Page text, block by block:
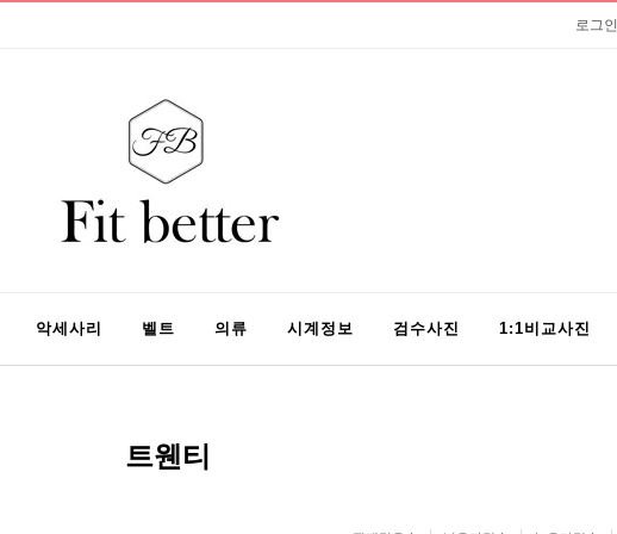
로그인
악세사리 벨트 의류 시계정보 검수사진 1:1비교사진
트웬티